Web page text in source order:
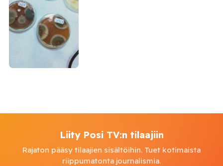
Liity Posi TV:n tilaajiin
Rajaton pääsy tilaajien sisältöihin. Tuet kotimaista
riippumatonta journalismia.